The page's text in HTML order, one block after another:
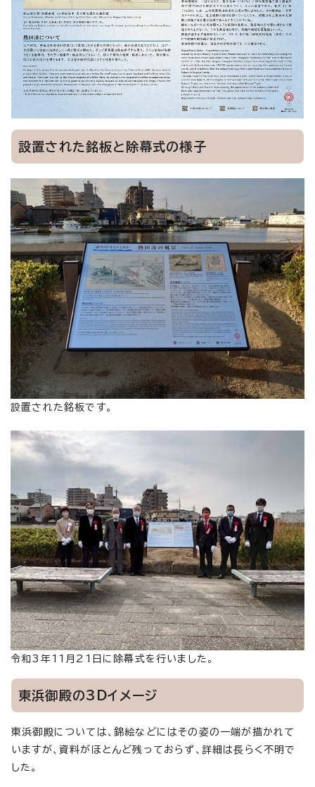
設置された銘板と除幕式の様子
設置された銘板です。
令和3年11月21日に除幕式を行いました。
東浜御殿の3Dイメージ
東浜御殿については、錦絵などにはその姿の一端が描かれて
いますが、資料がほとんど残っておらず、詳細は長らく不明で
した。